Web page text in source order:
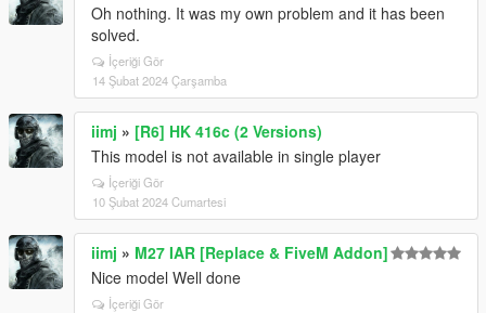
Oh nothing. It was my own problem and it has been
solved.
İçeriği Gör
14 Şubat 2024 Çarşamba
iimj » [R6] HK 416c (2 Versions)
This model is not available in single player
İçeriği Gör
10 Şubat 2024 Cumartesi
iimj » M27 IAR [Replace & FiveM Addon]
Nice model Well done
İçeriği Gör